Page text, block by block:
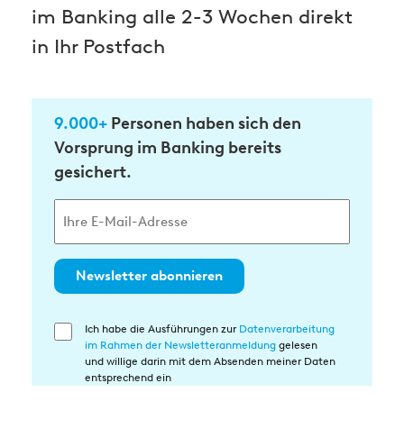
im Banking alle 2-3 Wochen direkt
in Ihr Postfach
9.000+ Personen haben sich den
Vorsprung im Banking bereits
gesichert.
Newsletter abonnieren
Einwilligung
Ich habe die Ausführungen zur Datenverarbeitung
im Rahmen der Newsletteranmeldung gelesen
und willige darin mit dem Absenden meiner Daten
entsprechend ein